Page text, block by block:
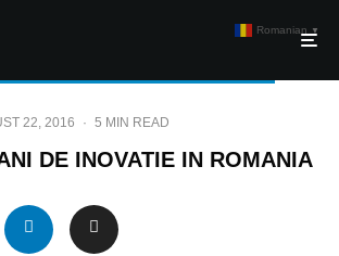
22, 2016 · 5 MIN READ
DE INOVATIE IN ROMANIA
Romanian ▼